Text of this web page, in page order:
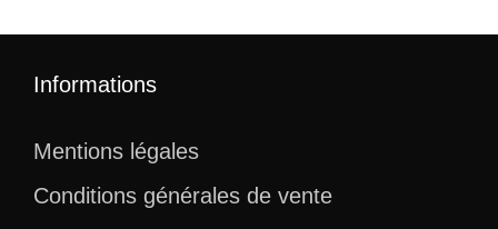
Informations
Mentions légales
Conditions générales de vente